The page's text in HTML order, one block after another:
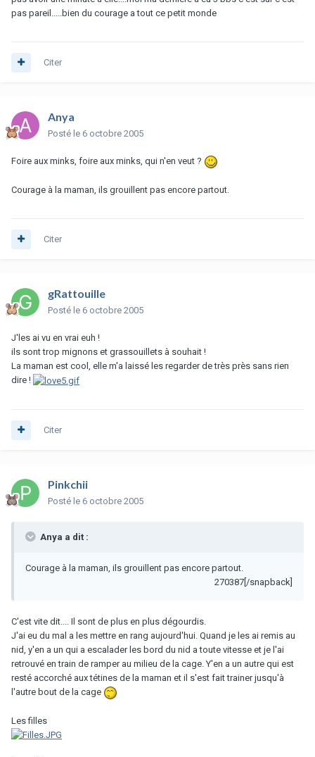
pas pareil.....bien du courage a tout ce petit monde
Citer
Anya
Posté le 6 octobre 2005
Foire aux minks, foire aux minks, qui n'en veut ?
Courage à la maman, ils grouillent pas encore partout.
Citer
gRattouille
Posté le 6 octobre 2005
J'les ai vu en vrai euh !
ils sont trop mignons et grassouillets à souhait !
La maman est cool, elle m'a laissé les regarder de très près sans rien
dire !
Citer
Pinkchii
Posté le 6 octobre 2005
Anya a dit :
Courage à la maman, ils grouillent pas encore partout.
270387[/snapback]
C'est vite dit.... Il sont de plus en plus dégourdis.
J'ai eu du mal a les mettre en rang aujourd'hui. Quand je les ai remis au
nid, y'en a un qui a escalader les bord du nid a toute vitesse et je l'ai
retrouvé en train de ramper au milieu de la cage. Y'en a un autre qui est
resté accorché aux tétines de la maman et il s'est fait trainer jusqu'à
l'autre bout de la cage
Les filles